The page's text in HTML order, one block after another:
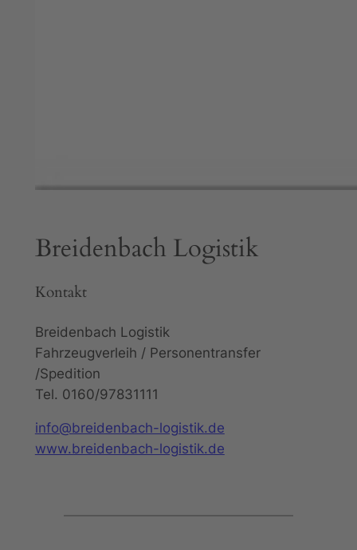
Breidenbach Logistik
Kontakt
Breidenbach Logistik
Fahrzeugverleih / Personentransfer
/Spedition
Tel. 0160/97831111
info@breidenbach-logistik.de
www.breidenbach-logistik.de